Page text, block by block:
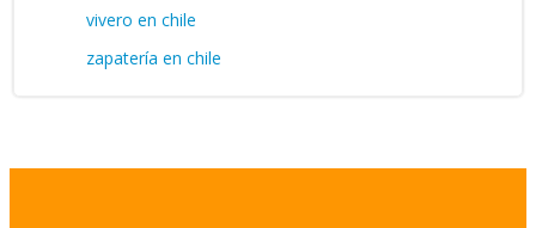
vivero en chile
zapatería en chile